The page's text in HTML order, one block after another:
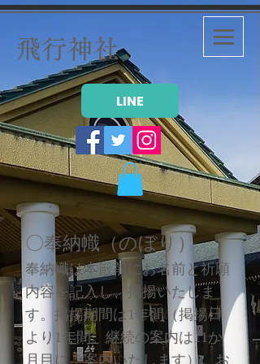
飛行神社
LINE
〇奉納幟（のぼり）
奉納幟は本殿前にお名前と祈願
内容を記入し、掲揚いたしま
す。掲揚期間は1年間（掲揚日
より1年間。継続の案内は11か
月目にご案内いたします）。お